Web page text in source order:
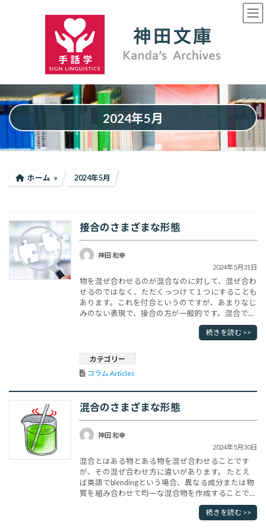
ッ
プ
移
動
2024年5月
ホーム 2024年5月
接合のさまざまな形態
神田 和幸
2024年5月31日
物を混ぜ合わせるのが混合なのに対して、混ぜ合わ
せるのではなく、ただくっつけて１つにすることも
あります。これを付合というのですが、あまりなじ
みのない表現で、接合の方が一般的です。混合では
１つになって元に戻すのは面倒なのですが、接合は
物の形は元のままなので、簡単にはがして元に戻す
つごう）というのがよく行われます。ある書類と書
類を突き合わせて比較することをい･･･
続きを読む >>
カテゴリー
コラム Articles
混合のさまざまな形態
神田 和幸
2024年5月30日
混合とはある物とある物を混ぜ合わせることです
が、その混ぜ合わせ方に違いがあります。 たとえ
ば英語でblendingという場合、異なる成分または物
質を組み合わせて均一な混合物を作成することで、
そのプロセスも含みます。たとえば色を混ぜ合わせ
て新しい色合いや色相を作成する場合などですが、
続きを読む >>